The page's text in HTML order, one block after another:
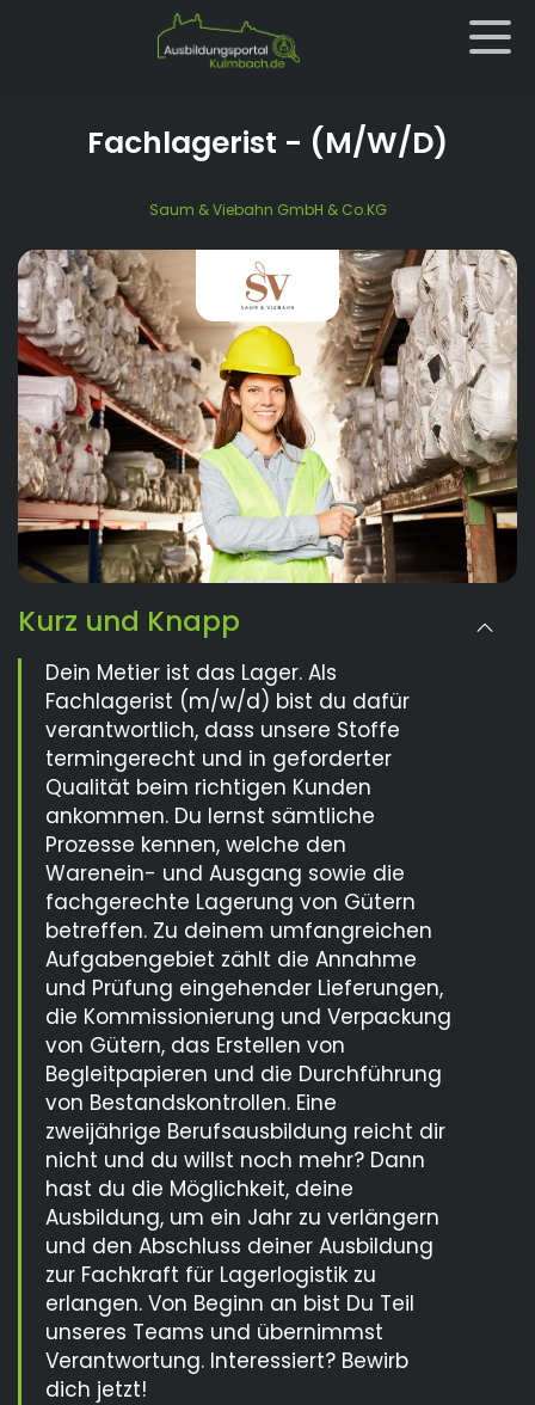
Fachlagerist - (M/W/D)
Saum & Viebahn GmbH & Co.KG
Kurz und Knapp
Dein Metier ist das Lager. Als
Fachlagerist (m/w/d) bist du dafür
verantwortlich, dass unsere Stoffe
termingerecht und in geforderter
Qualität beim richtigen Kunden
ankommen. Du lernst sämtliche
Prozesse kennen, welche den
Warenein- und Ausgang sowie die
fachgerechte Lagerung von Gütern
betreffen. Zu deinem umfangreichen
Aufgabengebiet zählt die Annahme
und Prüfung eingehender Lieferungen,
die Kommissionierung und Verpackung
von Gütern, das Erstellen von
Begleitpapieren und die Durchführung
von Bestandskontrollen. Eine
zweijährige Berufsausbildung reicht dir
nicht und du willst noch mehr? Dann
hast du die Möglichkeit, deine
Ausbildung, um ein Jahr zu verlängern
und den Abschluss deiner Ausbildung
zur Fachkraft für Lagerlogistik zu
erlangen. Von Beginn an bist Du Teil
unseres Teams und übernimmst
Verantwortung. Interessiert? Bewirb
dich jetzt!